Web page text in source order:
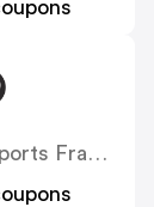
JD Sports France